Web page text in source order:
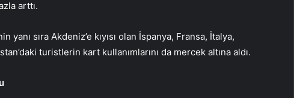
arttı.
sıra Akdeniz’e kıyısı olan İspanya, Fransa, İtalya,
turistlerin kart kullanımlarını da mercek altına aldı.